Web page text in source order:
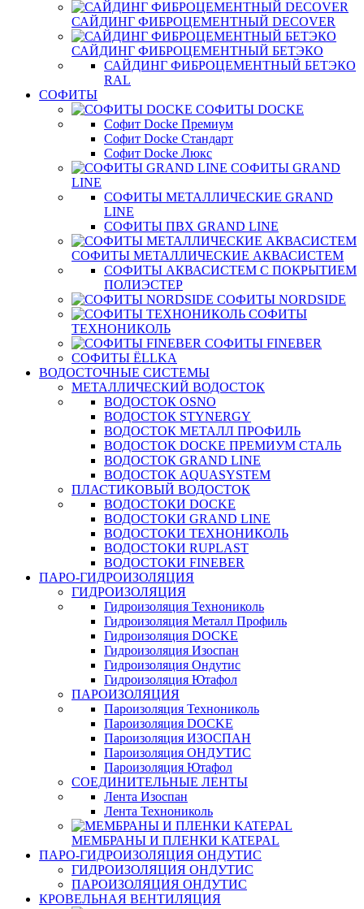
САЙДИНГ ФИБРОЦЕМЕНТНЫЙ DECOVER
САЙДИНГ ФИБРОЦЕМЕНТНЫЙ БЕТЭКО
САЙДИНГ ФИБРОЦЕМЕНТНЫЙ БЕТЭКО
RAL
СОФИТЫ
СОФИТЫ DOCKE
Софит Docke Премиум
Софит Docke Стандарт
Софит Docke Люкс
СОФИТЫ GRAND
LINE
СОФИТЫ МЕТАЛЛИЧЕСКИЕ GRAND
LINE
СОФИТЫ ПВХ GRAND LINE
СОФИТЫ МЕТАЛЛИЧЕСКИЕ АКВАСИСТЕМ
СОФИТЫ АКВАСИСТЕМ С ПОКРЫТИЕМ
ПОЛИЭСТЕР
СОФИТЫ NORDSIDE
СОФИТЫ
ТЕХНОНИКОЛЬ
СОФИТЫ FINEBER
СОФИТЫ ЁLLKA
ВОДОСТОЧНЫЕ СИСТЕМЫ
МЕТАЛЛИЧЕСКИЙ ВОДОСТОК
ВОДОСТОК OSNO
ВОДОСТОК STYNERGY
ВОДОСТОК МЕТАЛЛ ПРОФИЛЬ
ВОДОСТОК DOCKE ПРЕМИУМ СТАЛЬ
ВОДОСТОК GRAND LINE
ВОДОСТОК AQUASYSTEM
ПЛАСТИКОВЫЙ ВОДОСТОК
ВОДОСТОКИ DOCKE
ВОДОСТОКИ GRAND LINE
ВОДОСТОКИ ТЕХНОНИКОЛЬ
ВОДОСТОКИ RUPLAST
ВОДОСТОКИ FINEBER
ПАРО-ГИДРОИЗОЛЯЦИЯ
ГИДРОИЗОЛЯЦИЯ
Гидроизоляция Технониколь
Гидроизоляция Металл Профиль
Гидроизоляция DOCKE
Гидроизоляция Изоспан
Гидроизоляция Ондутис
Гидроизоляция Ютафол
ПАРОИЗОЛЯЦИЯ
Пароизоляция Технониколь
Пароизоляция DOCKE
Пароизоляция ИЗОСПАН
Пароизоляция ОНДУТИС
Пароизоляция Ютафол
СОЕДИНИТЕЛЬНЫЕ ЛЕНТЫ
Лента Изоспан
Лента Технониколь
МЕМБРАНЫ И ПЛЕНКИ KATEPAL
ПАРО-ГИДРОИЗОЛЯЦИЯ ОНДУТИС
ГИДРОИЗОЛЯЦИЯ ОНДУТИС
ПАРОИЗОЛЯЦИЯ ОНДУТИС
КРОВЕЛЬНАЯ ВЕНТИЛЯЦИЯ